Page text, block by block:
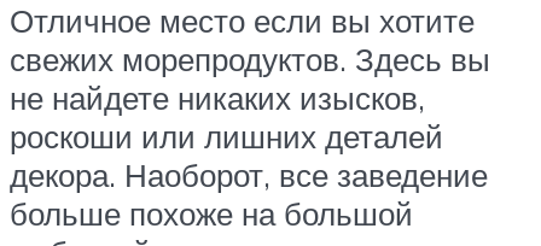
Отличное место если вы хотите
свежих морепродуктов. Здесь вы
не найдете никаких изысков,
роскоши или лишних деталей
декора. Наоборот, все заведение
больше похоже на большой